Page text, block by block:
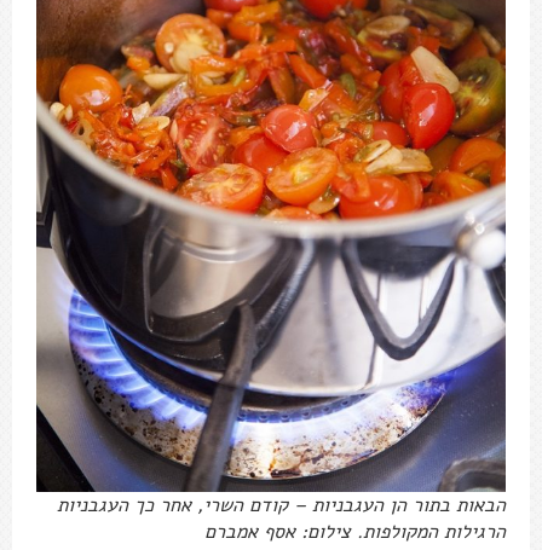
הבאות בתור הן העגבניות – קודם השרי, אחר כך העגבניות
הרגילות המקולפות. צילום: אסף אמברם